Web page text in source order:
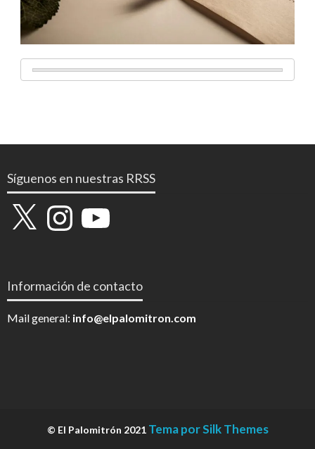
Síguenos en nuestras RRSS
X InstagramYouTube
Información de contacto
Mail general: info@elpalomitron.com
© El Palomitrón 2021 Tema por Silk Themes